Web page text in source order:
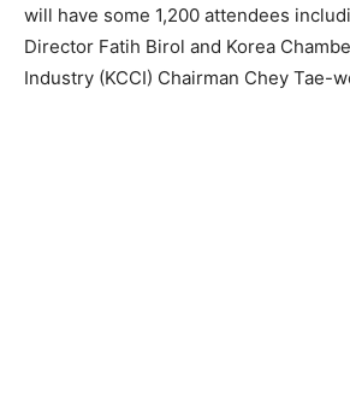
will have some 1,200 attendees
Director Fatih Birol and Korea
Industry (KCCI) Chairman Chey Tae-